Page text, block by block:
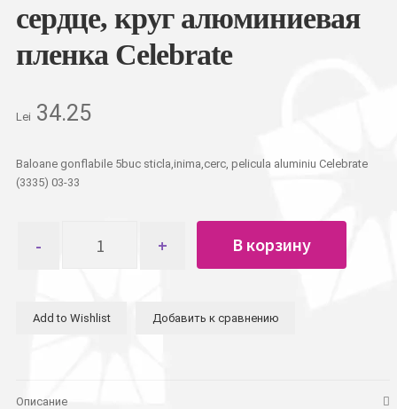
сердце, круг алюминиевая
пленка Celebrate
Lei 34.25
Baloane gonflabile 5buc sticla,inima,cerc, pelicula aluminiu Celebrate
(3335) 03-33
товара
сердце,
Celebrate
В корзину
Add to Wishlist Добавить к сравнению
Описание